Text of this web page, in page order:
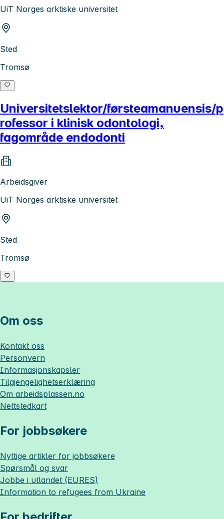
UiT Norges arktiske universitet
Sted
Tromsø
Universitetslektor/førsteamanuensis/p
rofessor i klinisk odontologi,
fagområde endodonti
Arbeidsgiver
UiT Norges arktiske universitet
Sted
Tromsø
Om oss
Kontakt oss
Personvern
Informasjonskapsler
Tilgjengelighetserklæring
Om arbeidsplassen.no
Nettstedkart
For jobbsøkere
Nyttige artikler for jobbsøkere
Spørsmål og svar
Jobbe i utlandet (EURES)
Information to refugees from Ukraine